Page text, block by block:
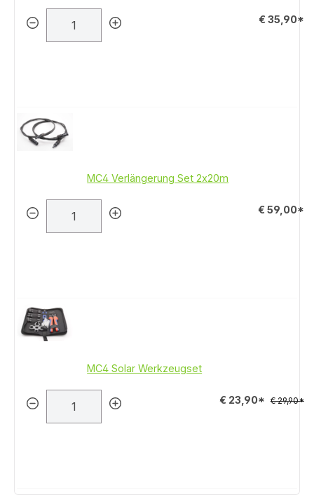
€ 35,90*
MC4 Verlängerung Set 2x20m
€ 59,00*
MC4 Solar Werkzeugset
€ 23,90* € 29,90*